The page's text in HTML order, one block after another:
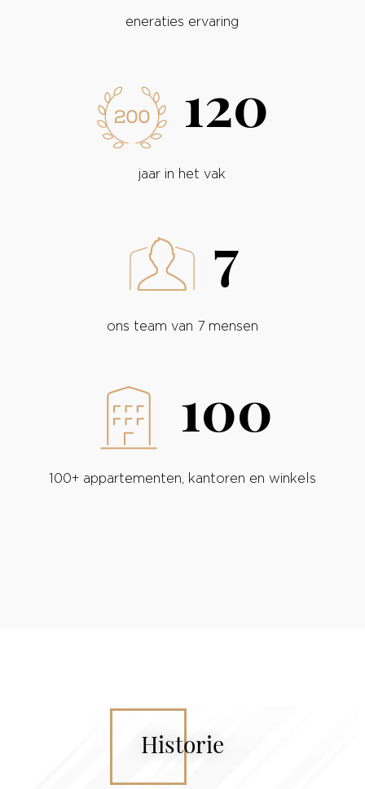
eneraties ervaring
120
jaar in het vak
7
ons team van 7 mensen
100
100+ appartementen, kantoren en winkels
Historie